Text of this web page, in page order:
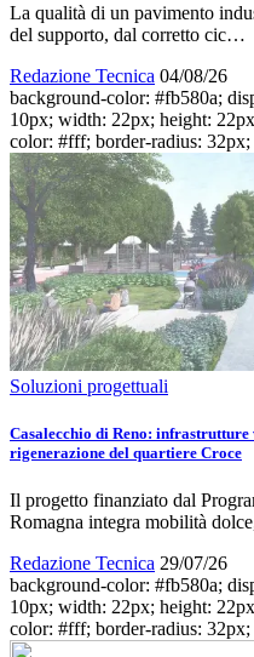
La qualità di un pavimento
del supporto, dal corretto cic…
Redazione Tecnica 04/08/26
background-color: #fb580a;
10px; width: 22px; height:
color: #fff; border-radius: 32px;
Soluzioni progettuali
Casalecchio di Reno:
rigenerazione del quartiere Croce
Il progetto finanziato dal
Romagna integra mobilità
Redazione Tecnica 29/07/26
background-color: #fb580a;
10px; width: 22px; height:
color: #fff; border-radius: 32px;